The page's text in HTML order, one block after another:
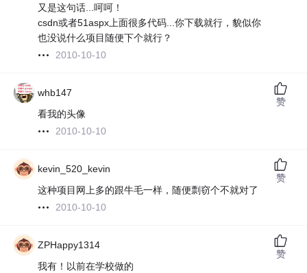
又是这句话...呵呵！
csdn或者51aspx上面很多代码...你下载就行，貌似你
也没说什么项目随便下个就行？
2010-10-10
whb147
看我的头像
2010-10-10
赞
kevin_520_kevin
这种项目网上多的跟牛毛一样，随便剽窃个不就对了
2010-10-10
赞
ZPHappy1314
我有！以前在学校做的
赞